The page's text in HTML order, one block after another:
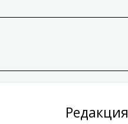
Редакция